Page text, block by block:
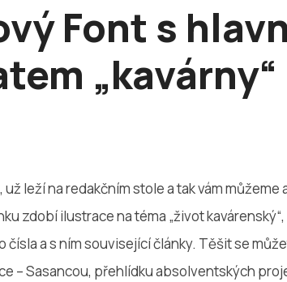
Font s
„kavárny“
leží na redakčním stole a tak vám
zdobí ilustrace na téma „život
a s ním související články. Těšit se
– Sasancou, přehlídku absolventských